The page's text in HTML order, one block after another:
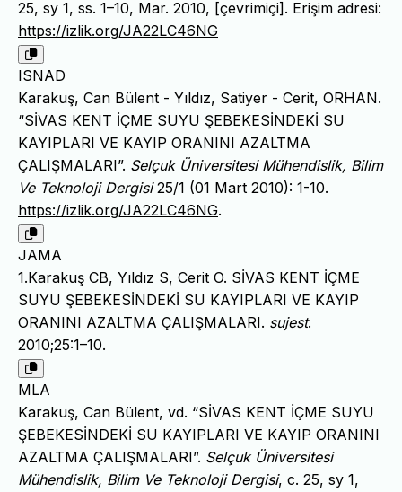
25, sy 1, ss. 1–10, Mar. 2010, [çevrimiçi]. Erişim adresi:
https://izlik.org/JA22LC46NG
ISNAD
Karakuş, Can Bülent - Yıldız, Satiyer - Cerit, ORHAN.
“SİVAS KENT İÇME SUYU ŞEBEKESİNDEKİ SU
KAYIPLARI VE KAYIP ORANINI AZALTMA
ÇALIŞMALARI”. Selçuk Üniversitesi Mühendislik, Bilim
Ve Teknoloji Dergisi25/1 (01 Mart 2010): 1-10.
https://izlik.org/JA22LC46NG.
JAMA
1.Karakuş CB, Yıldız S, Cerit O. SİVAS KENT İÇME
SUYU ŞEBEKESİNDEKİ SU KAYIPLARI VE KAYIP
ORANINI AZALTMA ÇALIŞMALARI. sujest.
2010;25:1–10.
MLA
Karakuş, Can Bülent, vd. “SİVAS KENT İÇME SUYU
ŞEBEKESİNDEKİ SU KAYIPLARI VE KAYIP ORANINI
AZALTMA ÇALIŞMALARI”. Selçuk Üniversitesi
Mühendislik, Bilim Ve Teknoloji Dergisi, c. 25, sy 1,